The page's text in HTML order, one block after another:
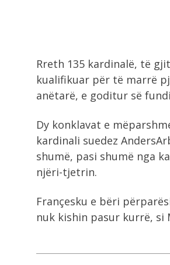
Rreth 135 kardinalë, të
kualifikuar për të marrë
anëtarë, e goditur së
Dy konklavat e
kardinali suedez
shumë, pasi shumë nga
njëri-tjetrin.
Françesku e bëri
nuk kishin pasur kurrë, si